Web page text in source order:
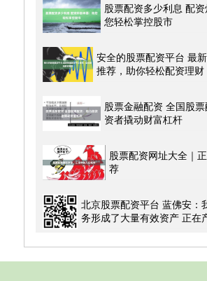
股票配资多少利息 配
您轻松掌控股市
安全的股票配资平台 最
推荐，助你轻松配资理财
股票金融配资 全国股
资者撬动财富杠杆
股票配资网址大全｜
荐
北京股票配资平台 蓝佛安：
务形成了大量有效资产 正在